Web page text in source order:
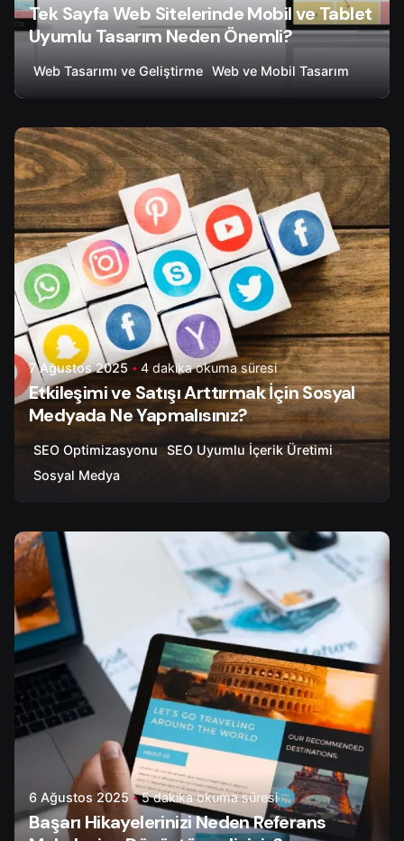
Tek Sayfa Web Sitelerinde Mobil ve Tablet
Uyumlu Tasarım Neden Önemli?
Web Tasarımı ve Geliştirme Web ve Mobil Tasarım
Yazar
Onur Ç.
7 Ağustos 2025 4 dakika okuma süresi
Etkileşimi ve Satışı Arttırmak İçin Sosyal
Medyada Ne Yapmalısınız?
SEO Optimizasyonu
SEO Uyumlu İçerik Üretimi
Sosyal Medya
Onur Ç.
6 Ağustos 2025 5 dakika okuma süresi
Başarı Hikayelerinizi Neden Referans